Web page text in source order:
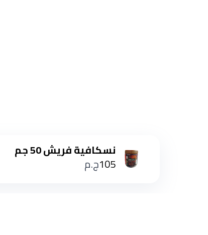
نسكافية فريش 50 جم
105ج.م